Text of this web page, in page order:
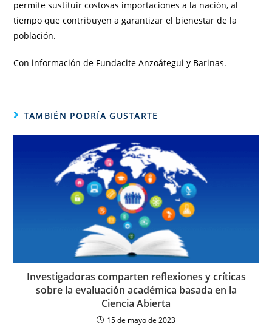
permite sustituir costosas importaciones a la nación, al
tiempo que contribuyen a garantizar el bienestar de la
población.
Con información de Fundacite Anzoátegui y Barinas.
TAMBIÉN PODRÍA GUSTARTE
Investigadoras comparten reflexiones y críticas
sobre la evaluación académica basada en la
Ciencia Abierta
15 de mayo de 2023